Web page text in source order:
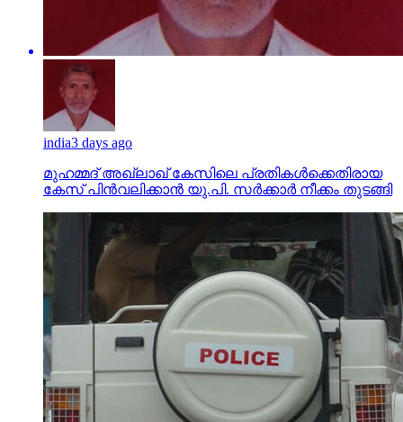
india3 days ago
മുഹമ്മദ് അഖ്‌ലാഖ് കേസിലെ പ്രതികള്‍ക്കെതിരായ
കേസ് പിന്‍വലിക്കാന്‍ യു.പി. സര്‍ക്കാര്‍ നീക്കം തുടങ്ങി